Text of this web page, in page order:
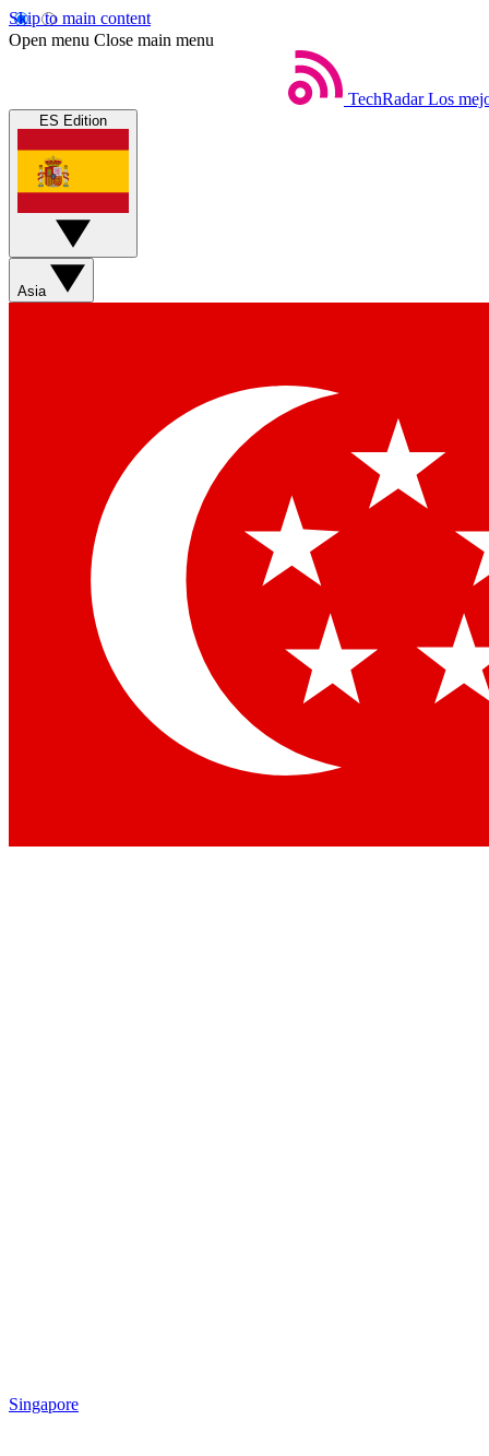
Skip to main content
Open menu Close main menu
TechRadar Los
ES Edition
Asia
Singapore